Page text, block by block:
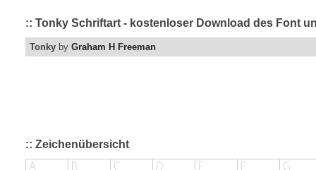
:: Tonky Schriftart - kostenloser Download des Font
Tonky by Graham H Freeman
:: Zeichenübersicht